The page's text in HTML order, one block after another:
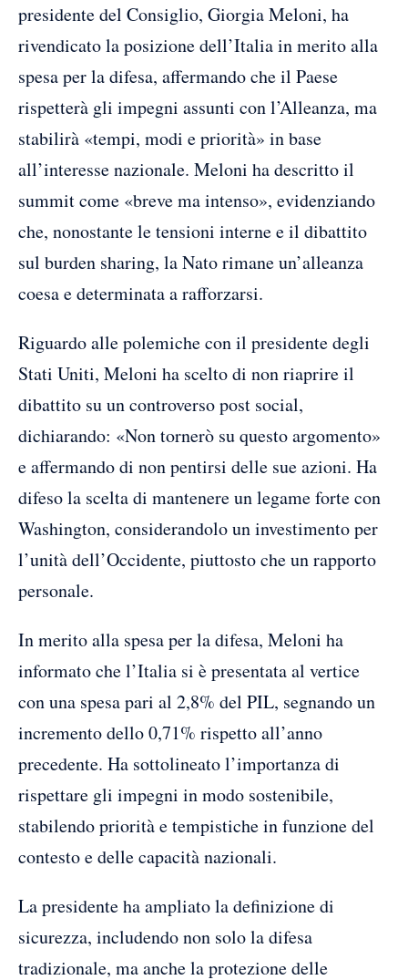
presidente del Consiglio, Giorgia Meloni, ha
rivendicato la posizione dell’Italia in merito alla
spesa per la difesa, affermando che il Paese
rispetterà gli impegni assunti con l’Alleanza, ma
stabilirà «tempi, modi e priorità» in base
all’interesse nazionale. Meloni ha descritto il
summit come «breve ma intenso», evidenziando
che, nonostante le tensioni interne e il dibattito
sul burden sharing, la Nato rimane un’alleanza
coesa e determinata a rafforzarsi.
Riguardo alle polemiche con il presidente degli
Stati Uniti, Meloni ha scelto di non riaprire il
dibattito su un controverso post social,
dichiarando: «Non tornerò su questo argomento»
e affermando di non pentirsi delle sue azioni. Ha
difeso la scelta di mantenere un legame forte con
Washington, considerandolo un investimento per
l’unità dell’Occidente, piuttosto che un rapporto
personale.
In merito alla spesa per la difesa, Meloni ha
informato che l’Italia si è presentata al vertice
con una spesa pari al 2,8% del PIL, segnando un
incremento dello 0,71% rispetto all’anno
precedente. Ha sottolineato l’importanza di
rispettare gli impegni in modo sostenibile,
stabilendo priorità e tempistiche in funzione del
contesto e delle capacità nazionali.
La presidente ha ampliato la definizione di
sicurezza, includendo non solo la difesa
tradizionale, ma anche la protezione delle